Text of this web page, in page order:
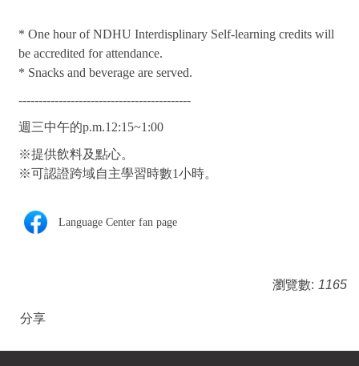
* One hour of NDHU Interdisplinary Self-learning credits will
be accredited for attendance.
* Snacks and beverage are served.
-------------------------------------------
週三中午的p.m.12:15~1:00
※提供飲料及點心。
※可認證跨域自主學習時數1小時。
Language Center fan page
瀏覽數: 1165
分享